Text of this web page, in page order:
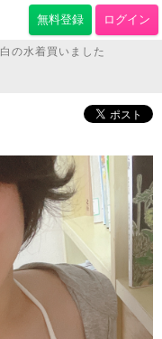
無料登録 ログイン
白の水着買いました